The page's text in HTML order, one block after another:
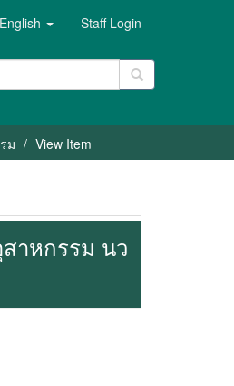
English Staff Login
ม View Item
าหกรรม นว